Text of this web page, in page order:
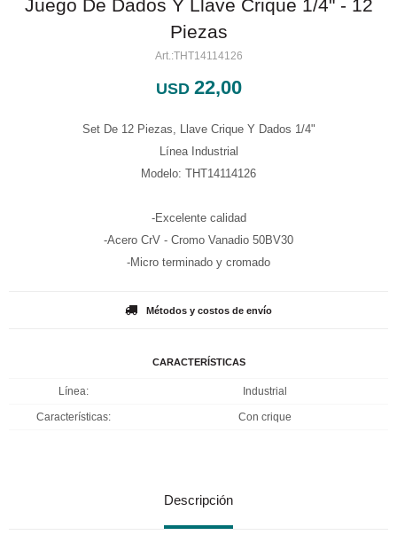
Juego De Dados Y Llave Crique 1/4" - 12
Piezas
THT14114126
USD 22,00
Set De 12 Piezas, Llave Crique Y Dados 1/4"
Línea Industrial
Modelo: THT14114126
-Excelente calidad
-Acero CrV - Cromo Vanadio 50BV30
-Micro terminado y cromado
Métodos y costos de envío
CARACTERÍSTICAS
Línea Industrial
Características Con crique
Descripción